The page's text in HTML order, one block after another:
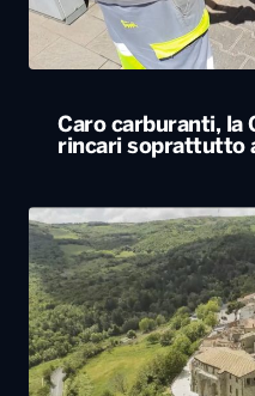
Celle di San Vito,
accoglierà 500
della Puglia